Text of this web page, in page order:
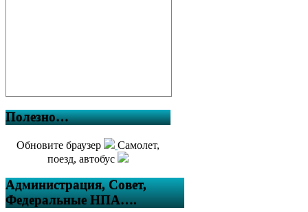
Полезно…
Обновите браузер
Самолет,
поезд, автобус
Администрация, Совет,
Федеральные НПА….